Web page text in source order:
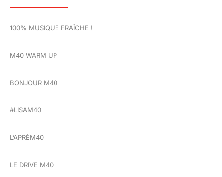
100% MUSIQUE FRAÎCHE !
M40 WARM UP
BONJOUR M40
#LISAM40
L’APRÈM40
LE DRIVE M40